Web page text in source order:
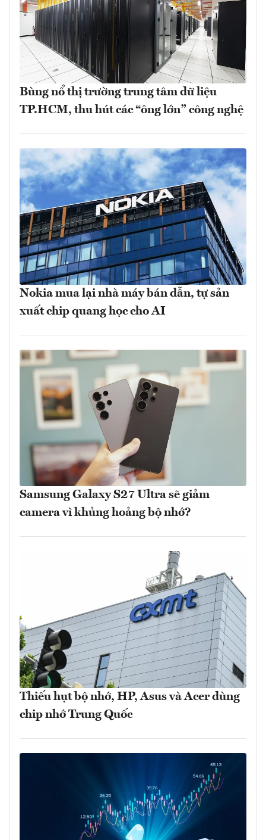
Bùng nổ thị trường trung tâm dữ liệu
TP.HCM, thu hút các “ông lớn” công nghệ
Nokia mua lại nhà máy bán dẫn, tự sản
xuất chip quang học cho AI
Samsung Galaxy S27 Ultra sẽ giảm
camera vì khủng hoảng bộ nhớ?
Thiếu hụt bộ nhớ, HP, Asus và Acer dùng
chip nhớ Trung Quốc